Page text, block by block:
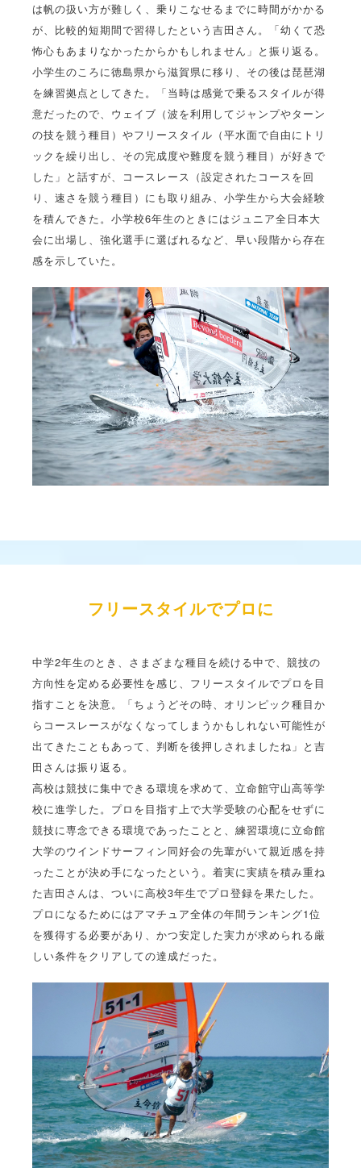
は帆の扱い方が難しく、乗りこなせるまでに時間がかかる
が、比較的短期間で習得したという吉田さん。「幼くて恐
怖心もあまりなかったからかもしれません」と振り返る。
小学生のころに徳島県から滋賀県に移り、その後は琵琶湖
を練習拠点としてきた。「当時は感覚で乗るスタイルが得
意だったので、ウェイブ（波を利用してジャンプやターン
の技を競う種目）やフリースタイル（平水面で自由にトリ
ックを繰り出し、その完成度や難度を競う種目）が好きで
した」と話すが、コースレース（設定されたコースを回
り、速さを競う種目）にも取り組み、小学生から大会経験
を積んできた。小学校6年生のときにはジュニア全日本大
会に出場し、強化選手に選ばれるなど、早い段階から存在
感を示していた。
フリースタイルでプロに
中学2年生のとき、さまざまな種目を続ける中で、競技の
方向性を定める必要性を感じ、フリースタイルでプロを目
指すことを決意。「ちょうどその時、オリンピック種目か
らコースレースがなくなってしまうかもしれない可能性が
出てきたこともあって、判断を後押しされましたね」と吉
田さんは振り返る。
高校は競技に集中できる環境を求めて、立命館守山高等学
校に進学した。プロを目指す上で大学受験の心配をせずに
競技に専念できる環境であったことと、練習環境に立命館
大学のウインドサーフィン同好会の先輩がいて親近感を持
ったことが決め手になったという。着実に実績を積み重ね
た吉田さんは、ついに高校3年生でプロ登録を果たした。
プロになるためにはアマチュア全体の年間ランキング1位
を獲得する必要があり、かつ安定した実力が求められる厳
しい条件をクリアしての達成だった。